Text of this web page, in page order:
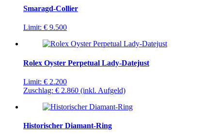
Smaragd-Collier
Limit: € 9.500
Rolex Oyster Perpetual Lady-Datejust
Limit: € 2.200
Zuschlag: € 2.860 (inkl. Aufgeld)
Historischer Diamant-Ring